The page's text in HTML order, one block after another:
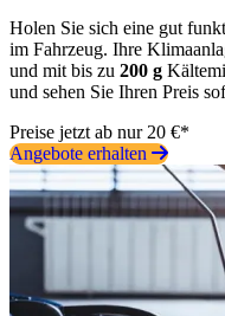
Holen Sie sich eine gut
im Fahrzeug. Ihre
und mit bis zu 200 g
und sehen Sie Ihren Preis
Preise jetzt ab nur 20 €*
Angebote erhalten